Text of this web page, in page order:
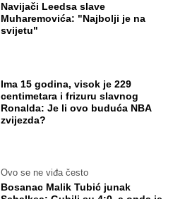
Navijači Leedsa slave
Muharemovića: "Najbolji je na
svijetu"
Ima 15 godina, visok je 229
centimetara i frizuru slavnog
Ronalda: Je li ovo buduća NBA
zvijezda?
Ovo se ne viđa često
Bosanac Malik Tubić junak